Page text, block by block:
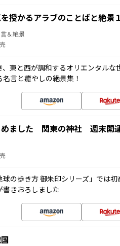
授かるアラブのことばと絶景
＆絶景
、東と西が調和するオリエンタル
言と癒やしの絶景集！
めました 関東の神社 週末開
球の歩き方 御朱印シリーズ」では
書きおろしました